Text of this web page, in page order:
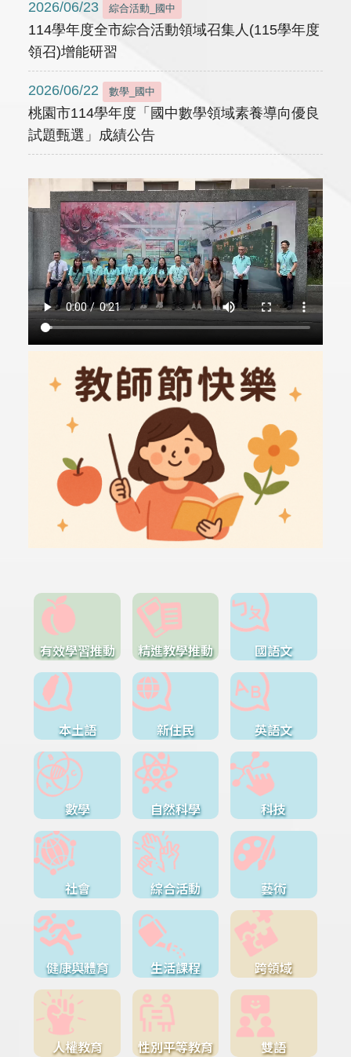
2026/06/23 綜合活動_國中
114學年度全市綜合活動領域召集人(115學年度
領召)增能研習
2026/06/22 數學_國中
桃園市114學年度「國中數學領域素養導向優良
試題甄選」成績公告
有效學習推動 精進教學推動 國語文
本土語 新住民 英語文
數學 自然科學 科技
社會 綜合活動 藝術
健康與體育 生活課程 跨領域
人權教育 性別平等教育 雙語